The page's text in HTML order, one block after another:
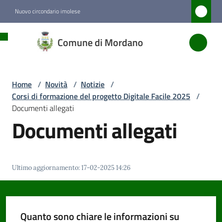
Nuovo circondario imolese
Comune di Mordano
di
Amministrazione
Novità
Servizi
Vivere
Mordano
Home / Novità / Notizie /
Corsi di formazione del progetto Digitale Facile 2025 /
Documenti allegati
Documenti allegati
Ultimo aggiornamento:17-02-2025 14:26
Quanto sono chiare le informazioni su